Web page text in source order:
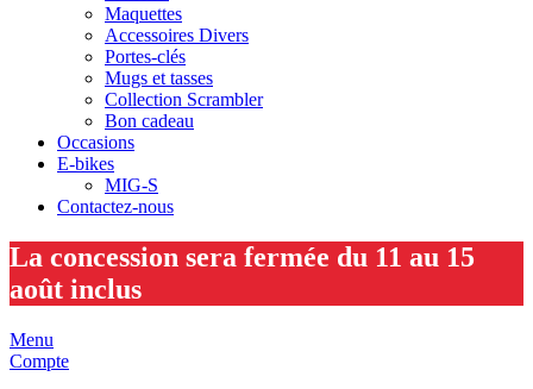
Maquettes
Accessoires Divers
Portes-clés
Mugs et tasses
Collection Scrambler
Bon cadeau
Occasions
E-bikes
MIG-S
Contactez-nous
La concession sera fermée du 11 au 15
août inclus
Menu
Compte